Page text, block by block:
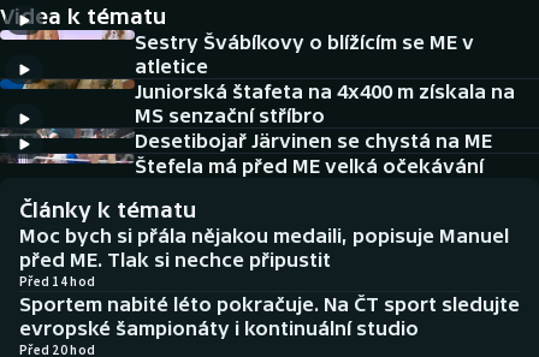
Cyklistika
DALŠÍ SPORTY
Americký fotbal
Baseball a softbal
Basketbal
Biatlon
NEPŘEHLÉDNĚTE
Soutěže
Historické návraty
Aplikace ČT sport
Videa k tématu
Sestry Švábíkovy o blížícím se ME v
atletice
Juniorská štafeta na 4x400 m získala na
MS senzační stříbro
Desetibojař Järvinen se chystá na ME
Štefela má před ME velká očekávání
Články k tématu
Moc bych si přála nějakou medaili, popisuje Manuel
před ME. Tlak si nechce připustit
Před 14 hod
Sportem nabité léto pokračuje. Na ČT sport sledujte
evropské šampionáty i kontinuální studio
Před 20 hod